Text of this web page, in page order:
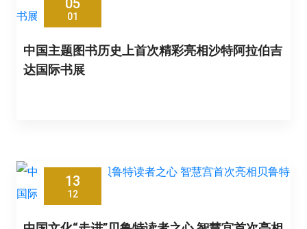
05
01
中国主题图书历史上首次精彩亮相沙特阿拉伯吉
达国际书展
13
12